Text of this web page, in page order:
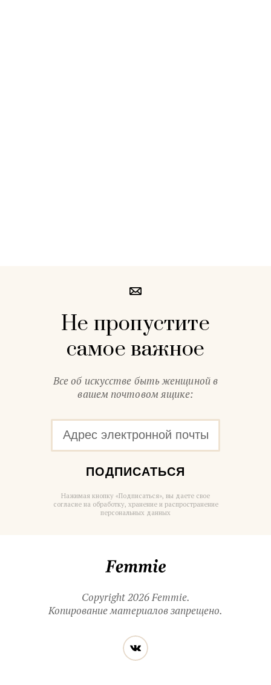
Не пропустите
самое важное
Все об искусстве быть женщиной в
вашем почтовом ящике:
ПОДПИСАТЬСЯ
Нажимая кнопку «Подписаться», вы даете свое
согласие на обработку, хранение и распространение
персональных данных
Copyright 2026 Femmie.
Копирование материалов запрещено.
Читайте
нас
в социальных